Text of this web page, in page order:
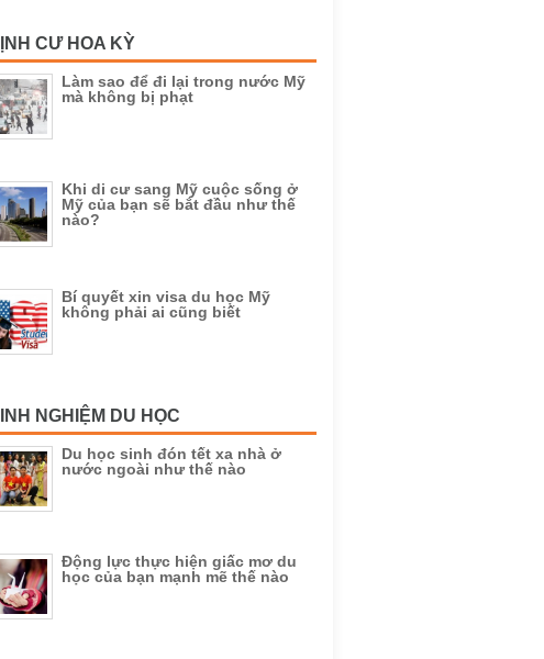
CƯ HOA KỲ
Làm sao để đi lại trong nước Mỹ
mà không bị phạt
Khi di cư sang Mỹ cuộc sống ở
Mỹ của bạn sẽ bắt đầu như thế
nào?
Bí quyết xin visa du học Mỹ
không phải ai cũng biết
NGHIỆM DU HỌC
Du học sinh đón tết xa nhà ở
nước ngoài như thế nào
Động lực thực hiện giấc mơ du
học của bạn mạnh mẽ thế nào